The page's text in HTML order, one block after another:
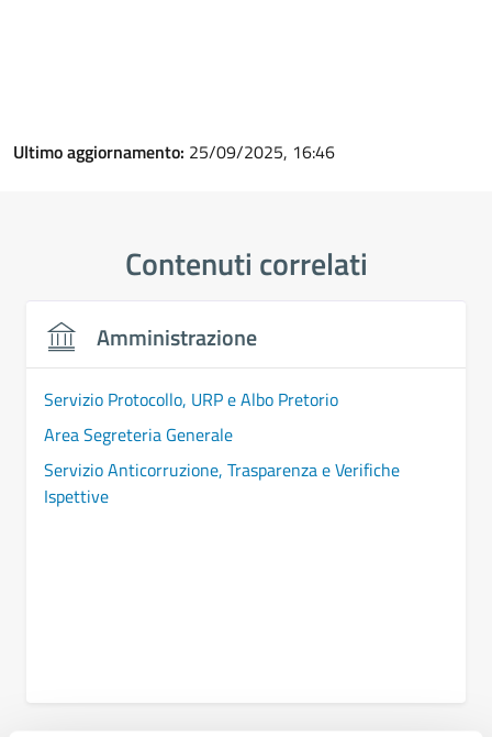
Ultimo aggiornamento: 25/09/2025, 16:46
Contenuti correlati
Amministrazione
Servizio Protocollo, URP e Albo Pretorio
Area Segreteria Generale
Servizio Anticorruzione, Trasparenza e Verifiche
Ispettive